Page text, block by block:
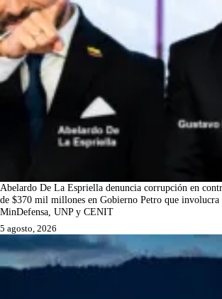
Abelardo De La Espriella denuncia corrupción en
de $370 mil millones en Gobierno Petro que involucra
MinDefensa, UNP y CENIT
5 agosto, 2026